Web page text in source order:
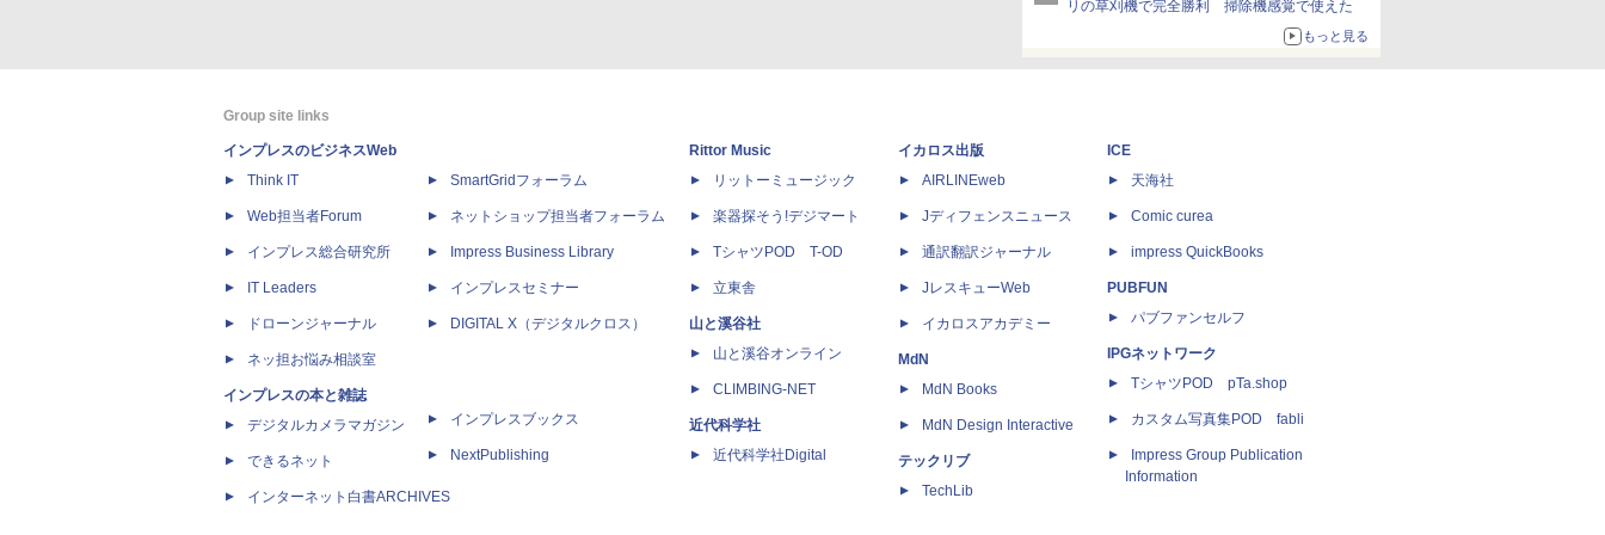
リの草刈機で完全勝利 掃除機感覚で使えた
もっと見る
Group site links
インプレスのビジネスWeb
Think IT
Web担当者Forum
インプレス総合研究所
IT Leaders
ドローンジャーナル
ネッ担お悩み相談室
インプレスの本と雑誌
デジタルカメラマガジン
できるネット
インターネット白書ARCHIVES
SmartGridフォーラム
ネットショップ担当者フォーラム
Impress Business Library
インプレスセミナー
DIGITAL X（デジタルクロス）
インプレスブックス
NextPublishing
Rittor Music
リットーミュージック
楽器探そう!デジマート
TシャツPOD T-OD
立東舎
山と溪谷社
山と溪谷オンライン
CLIMBING-NET
近代科学社
近代科学社Digital
イカロス出版
AIRLINEweb
Jディフェンスニュース
通訳翻訳ジャーナル
JレスキューWeb
イカロスアカデミー
MdN
MdN Books
MdN Design Interactive
テックリブ
TechLib
ICE
天海社
Comic curea
impress QuickBooks
PUBFUN
パブファンセルフ
IPGネットワーク
TシャツPOD pTa.shop
カスタム写真集POD fabli
Impress Group Publication
Information